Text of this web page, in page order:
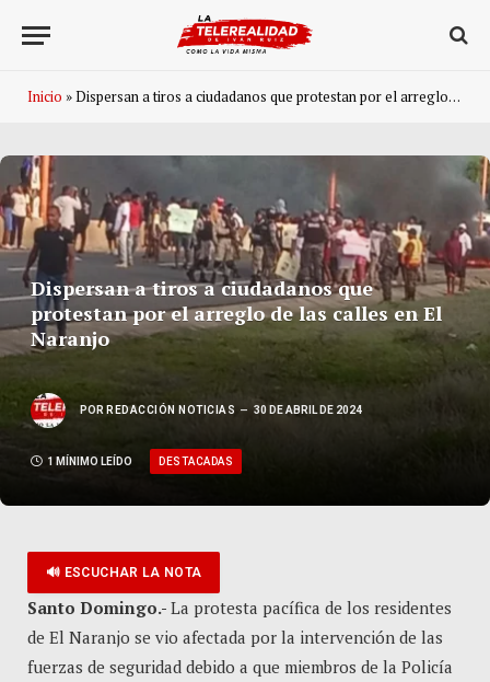
Inicio »Dispersan a tiros a ciudadanos que protestan por el arreglo de las calles en El Naranjo
Dispersan a tiros a ciudadanos que
protestan por el arreglo de las calles en El
Naranjo
POR REDACCIÓN NOTICIAS 30 DE ABRIL DE 2024
1 MÍNIMO LEÍDO DESTACADAS
🔊 ESCUCHAR LA NOTA
Santo Domingo.- La protesta pacífica de los residentes
de El Naranjo se vio afectada por la intervención de las
fuerzas de seguridad debido a que miembros de la Policía